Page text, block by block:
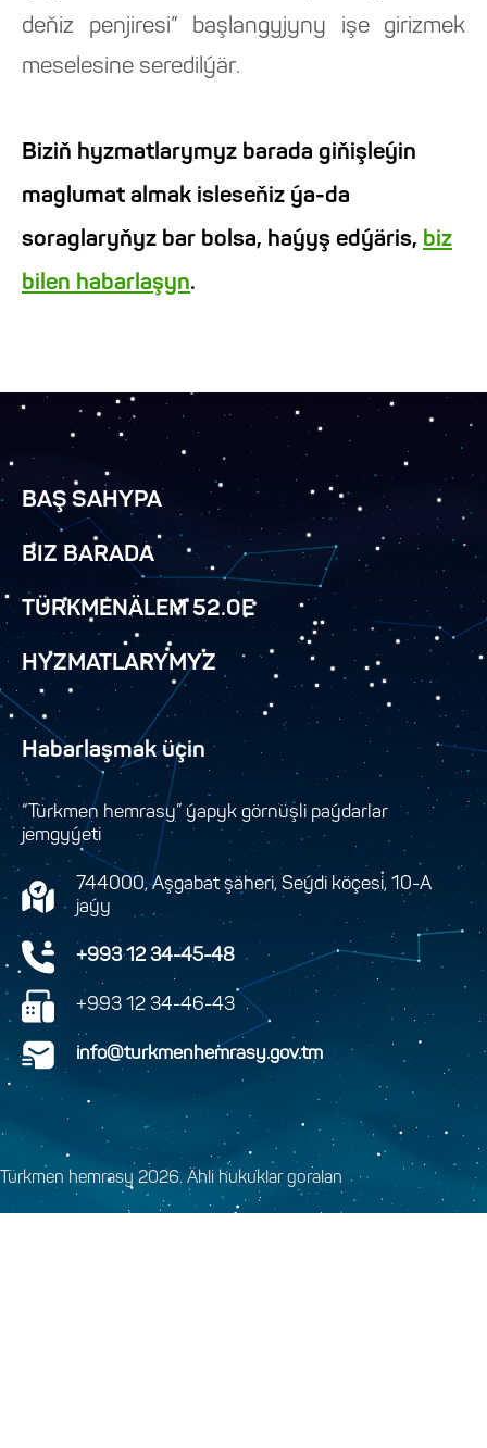
deňiz penjiresi” başlangyjyny işe girizmek
meselesine seredilýär.
Biziň hyzmatlarymyz barada giňişleýin
maglumat almak isleseňiz ýa-da
soraglaryňyz bar bolsa, haýyş edýäris, biz
bilen habarlaşyn.
BAŞ SAHYPA
BIZ BARADA
TÜRKMENÄLEM 52.0E
HYZMATLARYMYZ
Habarlaşmak üçin
“Türkmen hemrasy” ýapyk görnüşli paýdarlar
jemgyýeti
744000, Aşgabat şäheri, Seýdi köçesi, 10-A
jaýy
+993 12 34-45-48
+993 12 34-46-43
info@turkmenhemrasy.gov.tm
Türkmen hemrasy 2026. Ähli hukuklar goralan